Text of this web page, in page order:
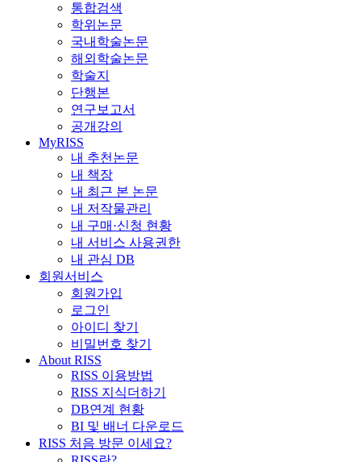
통합검색
학위논문
국내학술논문
해외학술논문
학술지
단행본
연구보고서
공개강의
MyRISS
내 추천논문
내 책장
내 최근 본 논문
내 저작물관리
내 구매·신청 현황
내 서비스 사용권한
내 관심 DB
회원서비스
회원가입
로그인
아이디 찾기
비밀번호 찾기
About RISS
RISS 이용방법
RISS 지식더하기
DB연계 현황
BI 및 배너 다운로드
RISS 처음 방문 이세요?